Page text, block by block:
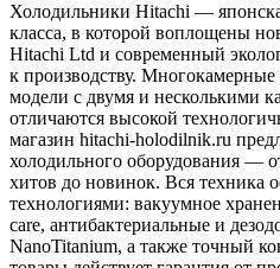
Холодильники Hitachi —
класса, в которой воплощены
Hitachi Ltd и современный
к производству.
модели с двумя и несколькими
отличаются высокой
магазин hitachi-holodilnik.ru
холодильного оборудования —
хитов до новинок. Вся техника
технологиями: вакуумное
care, антибактериальные и
NanoTitanium, а также точный